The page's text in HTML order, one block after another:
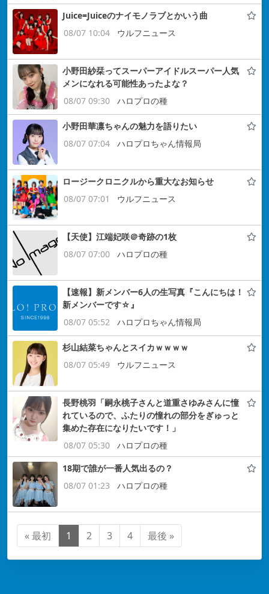
Juice=Juiceのナイモノラブとかいう曲
08/07 10:04
ウルフニュース
小野田紗栞ってスーパーアイドルスーパー人気
メンになれる可能性あったよな？
08/07 09:30
ハロプロの種
小野田華凛ちゃんの魅力を語りたい
08/07 07:04
ハロプロちゃん情報局
ロージークロニクルから重大なお知らせ
08/07 07:01
ウルフニュース
【天使】江端妃咲＠奇跡の1枚
08/07 07:00
ハロプロの種
【速報】新メンバー6人の生写真『こんにちは！
新メンバーです☆』
08/07 05:52
ハロプロちゃん情報局
杉山結菜ちゃんとスイカｗｗｗｗ
08/07 05:49
ウルフニュース
長野桃羽「嗣永桃子さんと道重さゆみさんに憧
れているので、ふたりの憧れの部分をぎゅっと
集めた存在になりたいです！」
08/07 05:30
ハロプロの種
18期で誰が一番人気出るの？
08/07 01:23
ハロプロの種
« 最初 1 2 3 4 最後 »